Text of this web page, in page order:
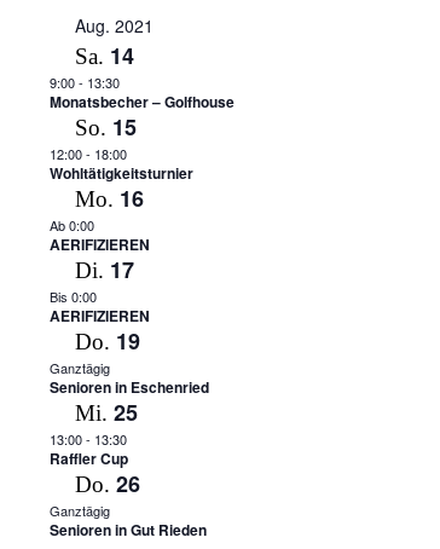
auswählen.
Aug. 2021
Sa. 14
9:00- 13:30
Monatsbecher – Golfhouse
So. 15
12:00- 18:00
Wohltätigkeitsturnier
Mo. 16
Ab 0:00
AERIFIZIEREN
Di. 17
Bis 0:00
AERIFIZIEREN
Do. 19
Ganztägig
Senioren in Eschenried
Mi. 25
13:00- 13:30
Raffler Cup
Do. 26
Ganztägig
Senioren in Gut Rieden